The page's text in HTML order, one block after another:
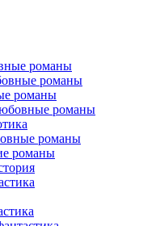
романы
романы
романы
романы
романы
романы